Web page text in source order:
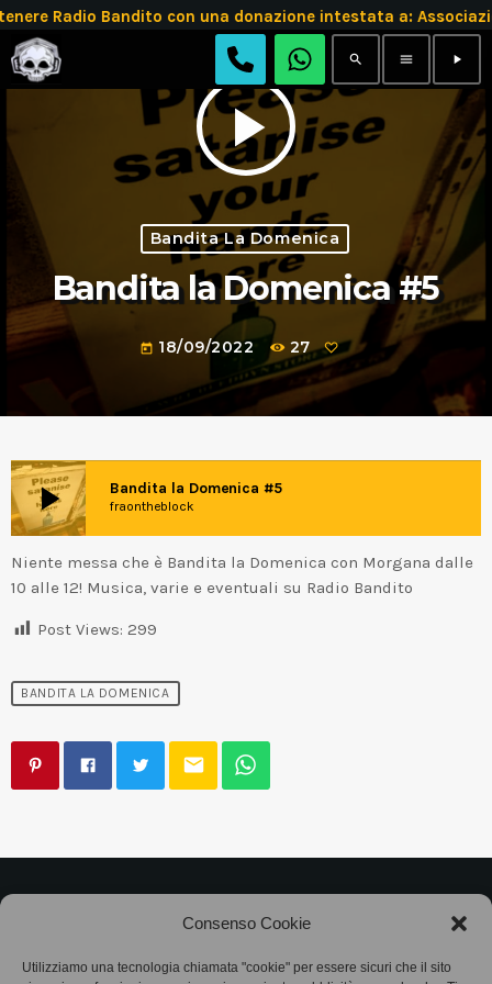
Consenso Cookie
Utilizziamo una tecnologia chiamata "cookie" per essere sicuri che il sito
Radio Bandito con una donazione intestata a:
search menu play_arrow
play_arrow
Bandita La Domenica
Bandita la Domenica #5
today 18/09/2022 27
play_arrow Bandita la Domenica #5
fraontheblock
Niente messa che è Bandita la Domenica con Morgana dalle
10 alle 12! Musica, varie e eventuali su Radio Bandito
Post Views: 299
BANDITA LA DOMENICA
email
Associazione Bandito • CF 97882400019 •
Privacy Policy•Cookie Policy (UE) • Protocollo